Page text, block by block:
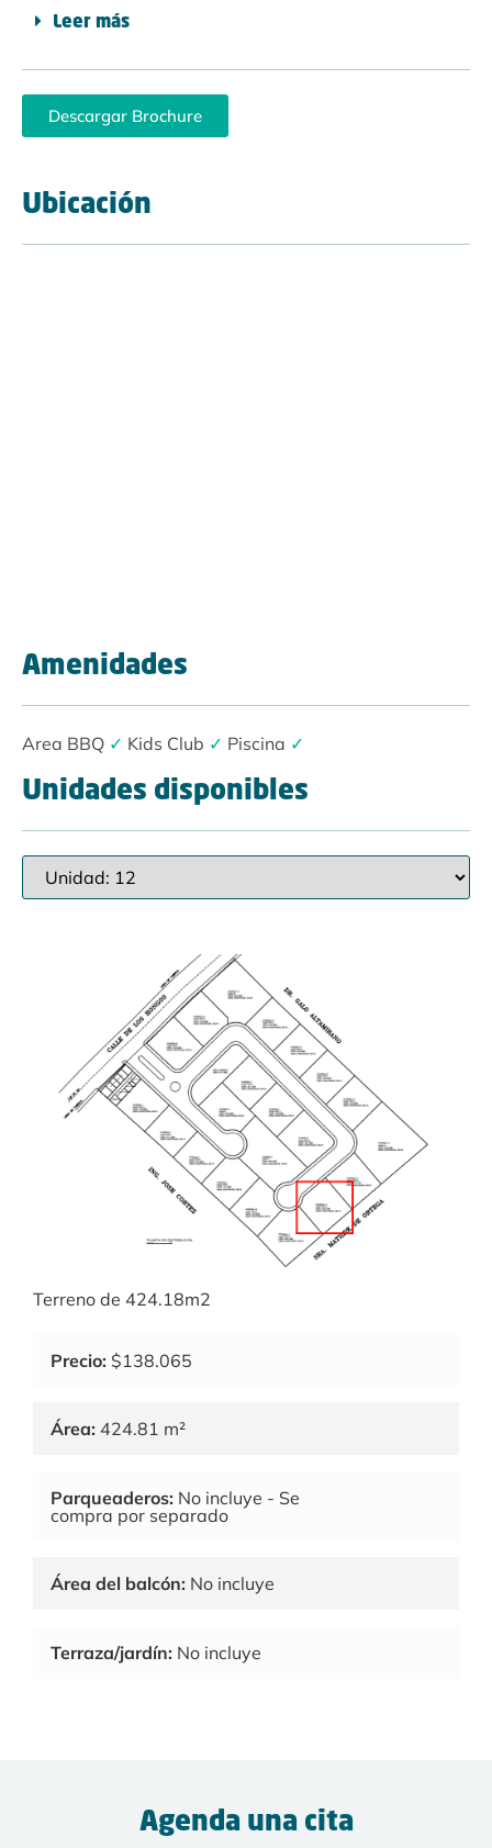
Leer más
Descargar Brochure
Ubicación
Amenidades
Area BBQ ✓ Kids Club ✓ Piscina ✓
Unidades disponibles
Terreno de 424.18m2
Precio: $138.065
Área: 424.81 m²
Parqueaderos: No incluye - Se
compra por separado
Área del balcón: No incluye
Terraza/jardín: No incluye
Agenda una cita